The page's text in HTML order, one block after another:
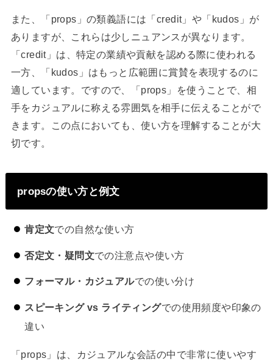
また、「props」の類義語には「credit」や「kudos」が
ありますが、これらは少しニュアンスが異なります。
「credit」は、特定の業績や貢献を認める際に使われる
一方、「kudos」はもっと広範囲に賞賛を表現するのに
適しています。ですので、「props」を使うことで、相
手をカジュアルに称える雰囲気を相手に伝えることがで
きます。この点においても、使い方を理解することが大
切です。
propsの使い方と例文
肯定文での自然な使い方
否定文・疑問文での注意点や使い方
フォーマル・カジュアルでの使い分け
スピーキング vs ライティングでの使用頻度や印象の
違い
「props」は、カジュアルな会話の中で非常に使いやす